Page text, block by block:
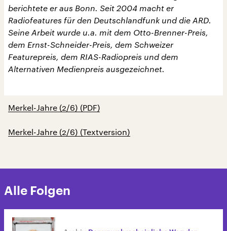
berichtete er aus Bonn. Seit 2004 macht er
Radiofeatures für den Deutschlandfunk und die ARD.
Seine Arbeit wurde u.a. mit dem Otto-Brenner-Preis,
dem Ernst-Schneider-Preis, dem Schweizer
Featurepreis, dem RIAS-Radiopreis und dem
Alternativen Medienpreis ausgezeichnet.
Merkel-Jahre (2/6) (PDF)
Merkel-Jahre (2/6) (Textversion)
Alle Folgen